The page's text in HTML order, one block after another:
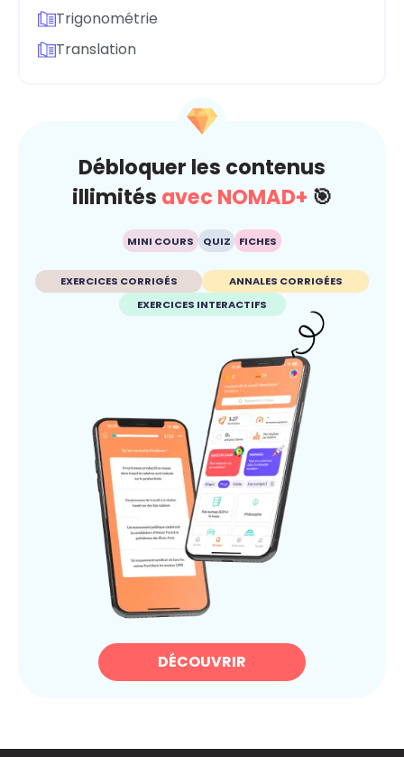
Trigonométrie
Translation
Débloquer les contenus
illimités avec NOMAD+ 🎯
MINI COURS QUIZ FICHES
EXERCICES CORRIGÉS
ANNALES CORRIGÉES
EXERCICES INTERACTIFS
DÉCOUVRIR